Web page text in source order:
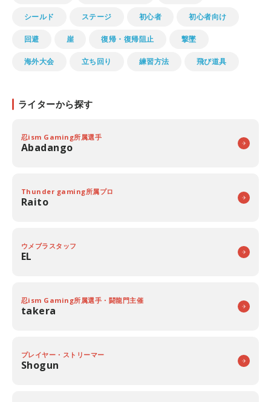
シールド ステージ 初心者 初心者向け
回避 崖 復帰・復帰阻止 撃墜
海外大会 立ち回り 練習方法 飛び道具
ライターから探す
忍ism Gaming所属選手
Abadango
Thunder gaming所属プロ
Raito
ウメブラスタッフ
EL
忍ism Gaming所属選手・闘龍門主催
takera
プレイヤー・ストリーマー
Shogun